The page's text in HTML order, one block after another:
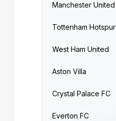
Manchester United
Tottenham Hotspur
West Ham United
Aston Villa
Crystal Palace FC
Everton FC